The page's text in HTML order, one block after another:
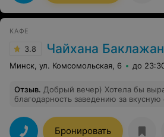
КАФЕ
3.8 Чайхана Баклажан
Минск, ул. Комсомольская, 6 до
Отзыв. Добрый вечер) Хотела бы
благодарность заведению за
без официантки Алины ❤ Приходим
каждый раз нам везёт, так как
Бронировать